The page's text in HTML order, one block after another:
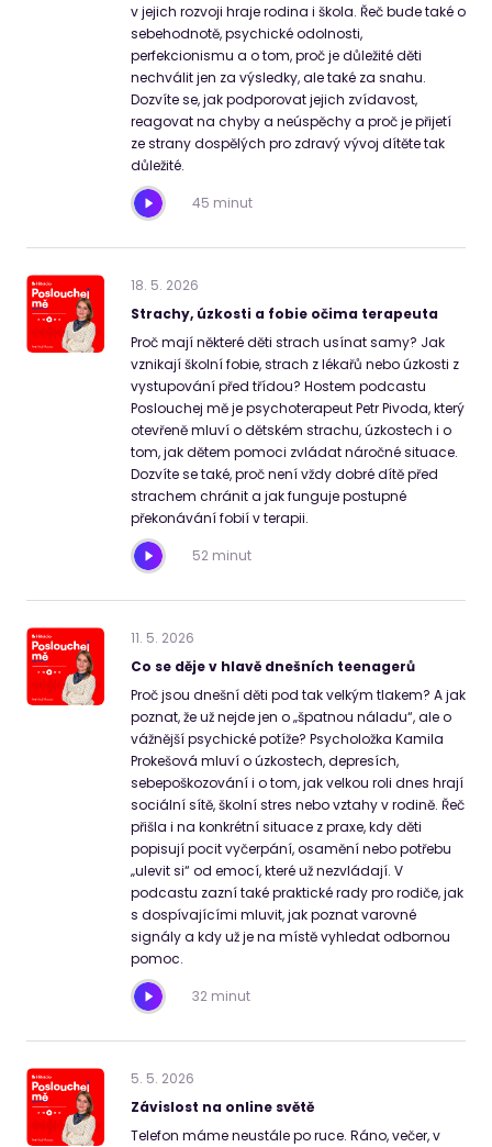
v jejich rozvoji hraje rodina i škola. Řeč bude také o
sebehodnotě, psychické odolnosti,
perfekcionismu a o tom, proč je důležité děti
nechválit jen za výsledky, ale také za snahu.
Dozvíte se, jak podporovat jejich zvídavost,
reagovat na chyby a neúspěchy a proč je přijetí
ze strany dospělých pro zdravý vývoj dítěte tak
důležité.
45 minut
18. 5. 2026
Strachy, úzkosti a fobie očima terapeuta
Proč mají některé děti strach usínat samy? Jak
vznikají školní fobie, strach z lékařů nebo úzkosti z
vystupování před třídou? Hostem podcastu
Poslouchej mě je psychoterapeut Petr Pivoda, který
otevřeně mluví o dětském strachu, úzkostech i o
tom, jak dětem pomoci zvládat náročné situace.
Dozvíte se také, proč není vždy dobré dítě před
strachem chránit a jak funguje postupné
překonávání fobií v terapii.
52 minut
11. 5. 2026
Co se děje v hlavě dnešních teenagerů
Proč jsou dnešní děti pod tak velkým tlakem? A jak
poznat, že už nejde jen o „špatnou náladu“, ale o
vážnější psychické potíže? Psycholožka Kamila
Prokešová mluví o úzkostech, depresích,
sebepoškozování i o tom, jak velkou roli dnes hrají
sociální sítě, školní stres nebo vztahy v rodině. Řeč
přišla i na konkrétní situace z praxe, kdy děti
popisují pocit vyčerpání, osamění nebo potřebu
„ulevit si“ od emocí, které už nezvládají. V
podcastu zazní také praktické rady pro rodiče, jak
s dospívajícími mluvit, jak poznat varovné
signály a kdy už je na místě vyhledat odbornou
pomoc.
32 minut
5. 5. 2026
Závislost na online světě
Telefon máme neustále po ruce. Ráno, večer, v